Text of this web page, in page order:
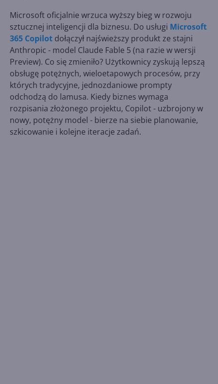
Microsoft oficjalnie wrzuca wyższy bieg w rozwoju
sztucznej inteligencji dla biznesu. Do usługi Microsoft
365 Copilot dołączył najświeższy produkt ze stajni
Anthropic - model Claude Fable 5 (na razie w wersji
Preview). Co się zmieniło? Użytkownicy zyskują lepszą
obsługę potężnych, wieloetapowych procesów, przy
których tradycyjne, jednozdaniowe prompty
odchodzą do lamusa. Kiedy biznes wymaga
rozpisania złożonego projektu, Copilot - uzbrojony w
nowy, potężny model - bierze na siebie planowanie,
szkicowanie i kolejne iteracje zadań.